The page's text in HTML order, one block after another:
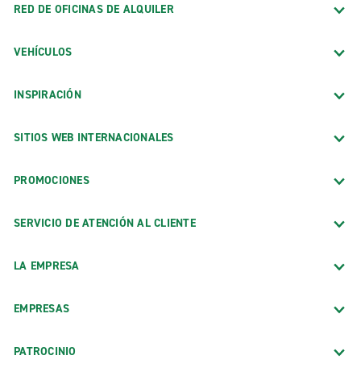
RED DE OFICINAS DE ALQUILER
VEHÍCULOS
INSPIRACIÓN
SITIOS WEB INTERNACIONALES
PROMOCIONES
SERVICIO DE ATENCIÓN AL CLIENTE
LA EMPRESA
EMPRESAS
PATROCINIO